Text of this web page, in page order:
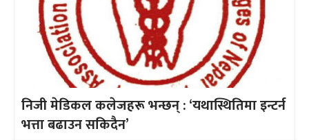
निजी मेडिकल कलेजहरू भन्छन् : ‘यथास्थितिमा इन्टर्न
भत्ता बढाउन सकिदैन’